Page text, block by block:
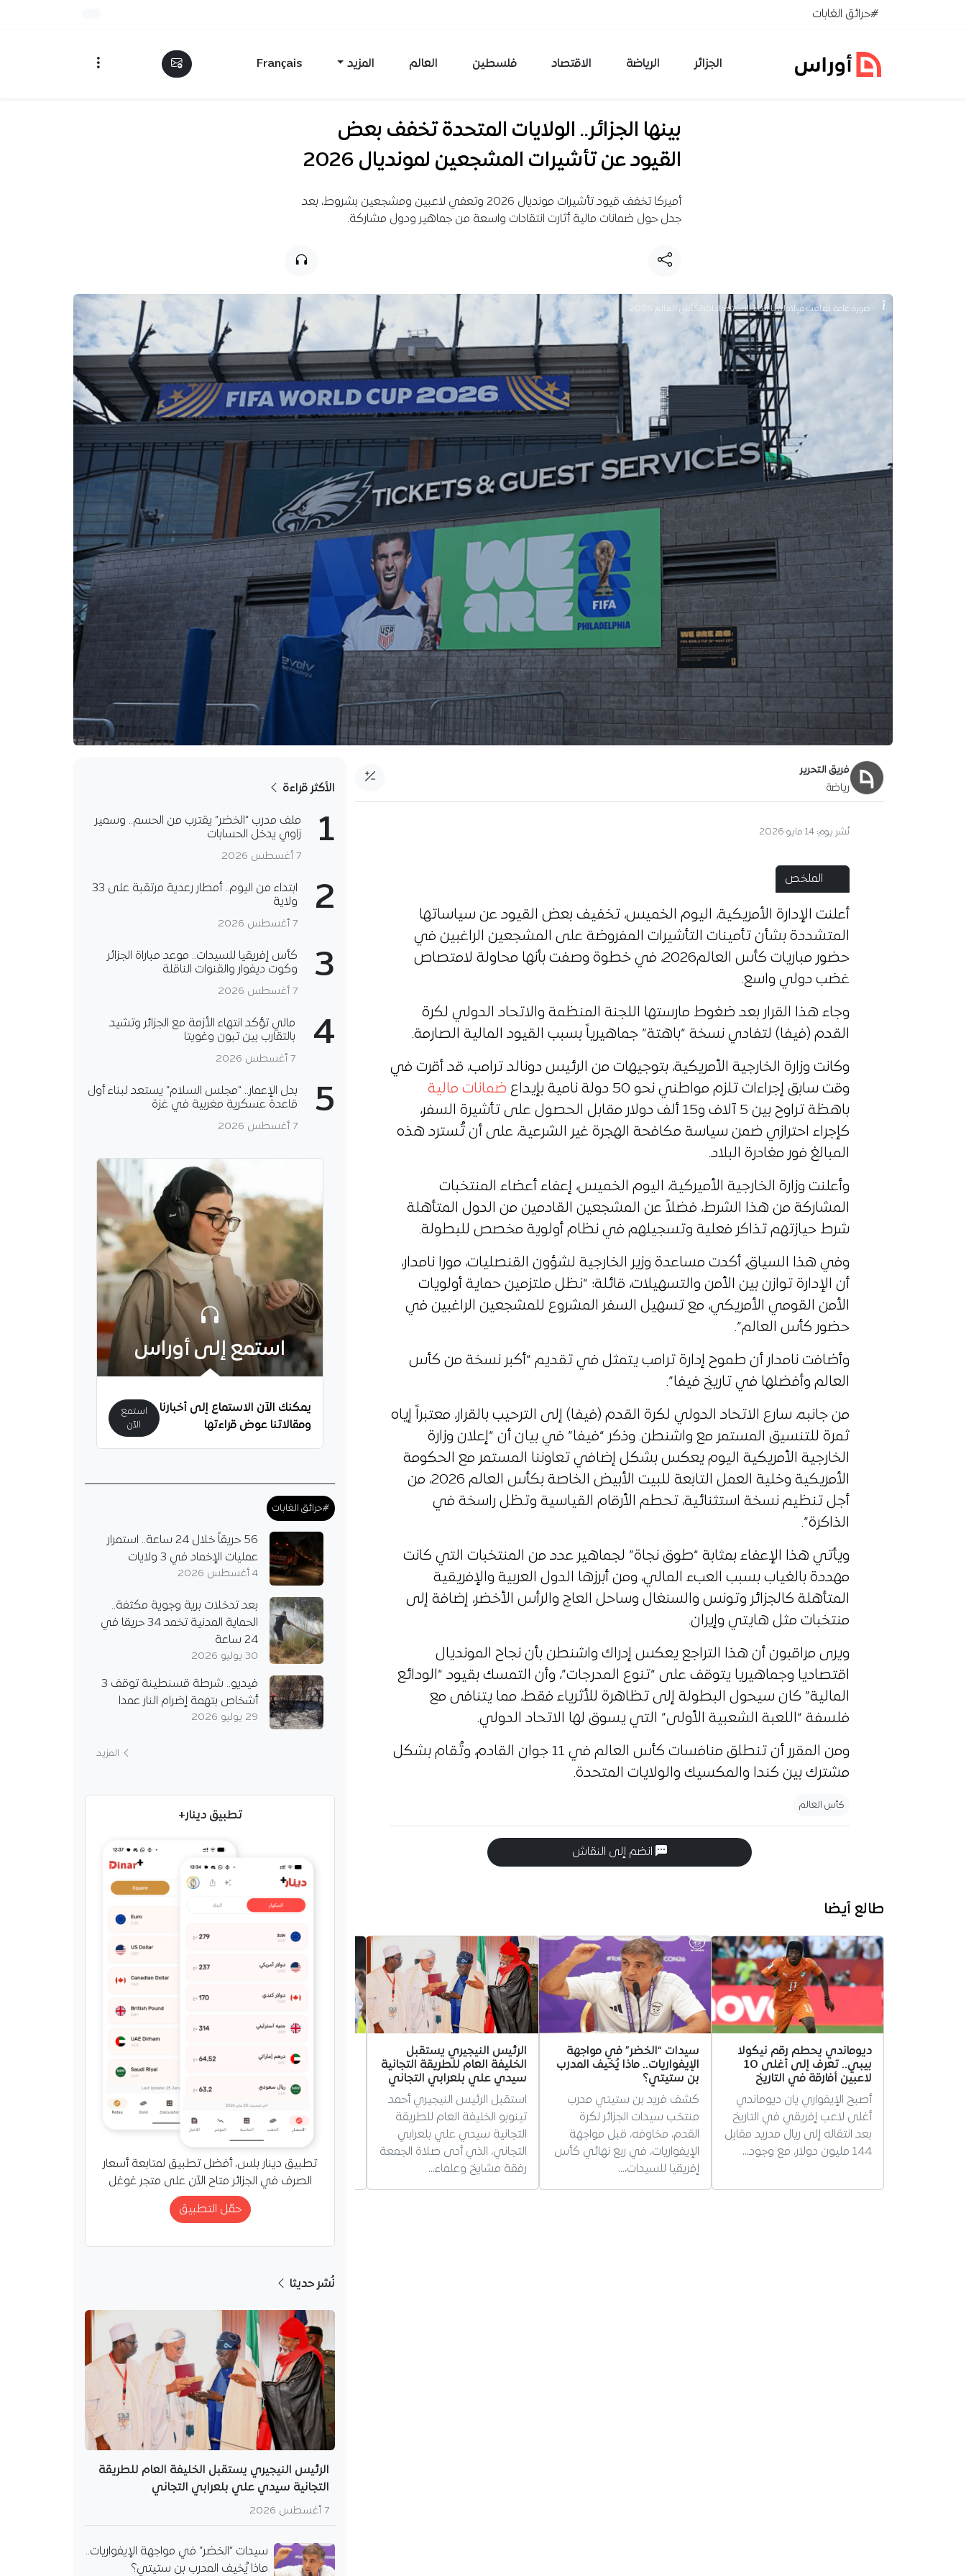
تخطي إلى المحتوى#حرائق الغابات
الجزائر الرياضة الاقتصاد فلسطين العالم المزيد Français
بينها الجزائر.. الولايات المتحدة تخفف بعض
القيود عن تأشيرات المشجعين لمونديال 2026
أميركا تخفف قيود تأشيرات مونديال 2026 وتعفي لاعبين ومشجعين بشروط، بعد
جدل حول ضمانات مالية أثارت انتقادات واسعة من جماهير ودول مشاركة.
صورة عامة لملعب فيلادلفيا أثناء الاستعدادات لكأس العالم 2026
فريق التحرير
رياضة
آخر تحديث:15 مايو 2026
الملخص
أعلنت الإدارة الأمريكية، اليوم الخميس، تخفيف بعض القيود عن سياساتها
المتشددة بشأن تأمينات التأشيرات المفروضة على المشجعين الراغبين في
حضور مباريات كأس العالم2026، في خطوة وصفت بأنها محاولة لامتصاص
غضب دولي واسع.
وجاء هذا القرار بعد ضغوط مارستها اللجنة المنظمة والاتحاد الدولي لكرة
القدم (فيفا) لتفادي نسخة “باهتة” جماهيرياً بسبب القيود المالية الصارمة.
وكانت وزارة الخارجية الأمريكية، بتوجيهات من الرئيس دونالد ترامب، قد أقرت في
وقت سابق إجراءات تلزم مواطني نحو 50 دولة نامية بإيداع
ضمانات مالية
باهظة تراوح بين 5 آلاف و15 ألف دولار مقابل الحصول على تأشيرة السفر،
كإجراء احترازي ضمن سياسة مكافحة الهجرة غير الشرعية، على أن تُسترد هذه
المبالغ فور مغادرة البلاد.
وأعلنت وزارة الخارجية الأميركية، اليوم الخميس، إعفاء أعضاء المنتخبات
المشاركة من هذا الشرط، فضلاً عن المشجعين القادمين من الدول المتأهلة
شرط حيازتهم تذاكر فعلية وتسجيلهم في نظام أولوية مخصص للبطولة.
وفي هذا السياق، أكدت مساعدة وزير الخارجية لشؤون القنصليات، مورا نامدار،
أن الإدارة توازن بين الأمن والتسهيلات، قائلة: “نظل ملتزمين حماية أولويات
الأمن القومي الأمريكي، مع تسهيل السفر المشروع للمشجعين الراغبين في
حضور كأس العالم”.
وأضافت نامدار أن طموح إدارة ترامب يتمثل في تقديم “أكبر نسخة من كأس
العالم وأفضلها في تاريخ فيفا”.
من جانبه، سارع الاتحاد الدولي لكرة القدم (فيفا) إلى الترحيب بالقرار، معتبراً إياه
ثمرة للتنسيق المستمر مع واشنطن. وذكر “فيفا” في بيان أن “إعلان وزارة
الخارجية الأمريكية اليوم يعكس بشكل إضافي تعاوننا المستمر مع الحكومة
الأمريكية وخلية العمل التابعة للبيت الأبيض الخاصة بكأس العالم 2026، من
أجل تنظيم نسخة استثنائية، تحطم الأرقام القياسية وتظل راسخة في
الذاكرة”.
ويأتي هذا الإعفاء بمثابة “طوق نجاة” لجماهير عدد من المنتخبات التي كانت
مهددة بالغياب بسبب العبء المالي، ومن أبرزها الدول العربية والإفريقية
المتأهلة كالجزائر وتونس والسنغال وساحل العاج والرأس الأخضر، إضافة إلى
منتخبات مثل هايتي وإيران.
ويرى مراقبون أن هذا التراجع يعكس إدراك واشنطن بأن نجاح المونديال
اقتصاديا وجماهيريا يتوقف على “تنوع المدرجات”، وأن التمسك بقيود “الودائع
المالية” كان سيحول البطولة إلى تظاهرة للأثرياء فقط، مما يتنافى مع
فلسفة “اللعبة الشعبية الأولى” التي يسوق لها الاتحاد الدولي.
ومن المقرر أن تنطلق منافسات كأس العالم في 11 جوان القادم، وتُقام بشكل
مشترك بين كندا والمكسيك والولايات المتحدة.
كأس العالم
انضم إلى النقاش
طالع أيضا
ديوماندي يحطم رقم نيكولا
بيبي.. تعرف إلى أغلى 10
لاعبين أفارقة في التاريخ
أصبح الإيفواري يان ديوماندي
أغلى لاعب إفريقي في التاريخ
بعد انتقاله إلى ريال مدريد مقابل
144 مليون دولار، مع وجود…
سيدات “الخضر” في مواجهة
الإيفواريات.. ماذا يُخيف المدرب
بن ستيتي؟
كشف فريد بن ستيتي مدرب
منتخب سيدات الجزائر لكرة
القدم، مخاوفه، قبل مواجهة
الإيفواريات، في ربع نهائي كأس
إفريقيا للسيدات،…
الرئيس النيجيري يستقبل
الخليفة العام للطريقة التجانية
سيدي علي بلعرابي التجاني
استقبل الرئيس النيجيري أحمد
تينوبو الخليفة العام للطريقة
التجانية سيدي علي بلعرابي
التجاني، الذي أدى صلاة الجمعة
رفقة مشايخ وعلماء…
غويري يُثير الشكوك حول
مستقبله.. هل يُريد مغادرة
أجاب الدولي الجزائري أمين
غويري، على أسئلة تتعلق
بمستقبله مع مرسيليا، لكن لم
يؤكد بقاءه مع الفريق، بل تحدث
الأكثر قراءة
1
ملف مدرب “الخضر” يقترب من الحسم.. وسمير
زاوي يدخل الحسابات
7 أغسطس 2026
2
ابتداء من اليوم.. أمطار رعدية مرتقبة على 33
ولاية
7 أغسطس 2026
3
كأس إفريقيا للسيدات.. موعد مباراة الجزائر
وكوت ديفوار والقنوات الناقلة
7 أغسطس 2026
4
مالي تؤكد انتهاء الأزمة مع الجزائر وتشيد
بالتقارب بين تبون وغويتا
7 أغسطس 2026
5
بدل الإعمار.. “مجلس السلام” يستعد لبناء أول
قاعدة عسكرية مغربية في غزة
7 أغسطس 2026
استمع إلى أوراس
يمكنك الآن الاستماع إلى أخبارنا
ومقالاتنا عوض قراءتها
استمع
الآن
#حرائق الغابات
56 حريقاً خلال 24 ساعة.. استمرار
عمليات الإخماد في 3 ولايات
4 أغسطس 2026
بعد تدخلات برية وجوية مكثفة..
الحماية المدنية تخمد 34 حريقا في
24 ساعة
30 يوليو 2026
فيديو.. شرطة قسنطينة توقف 3
أشخاص بتهمة إضرام النار عمدا
29 يوليو 2026
المزيد
تطبيق دينار+
تطبيق دينار بلس، أفضل تطبيق لمتابعة أسعار
الصرف في الجزائر متاح الآن على متجر غوغل
حمّل التطبيق
نُشر حديثا
الرئيس النيجيري يستقبل الخليفة العام للطريقة
التجانية سيدي علي بلعرابي التجاني
7 أغسطس 2026
سيدات “الخضر” في مواجهة الإيفواريات..
ماذا يُخيف المدرب بن ستيتي؟